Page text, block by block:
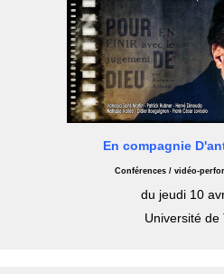
En compagnie
Conférences / vidéo-
du jeudi 10
Université de